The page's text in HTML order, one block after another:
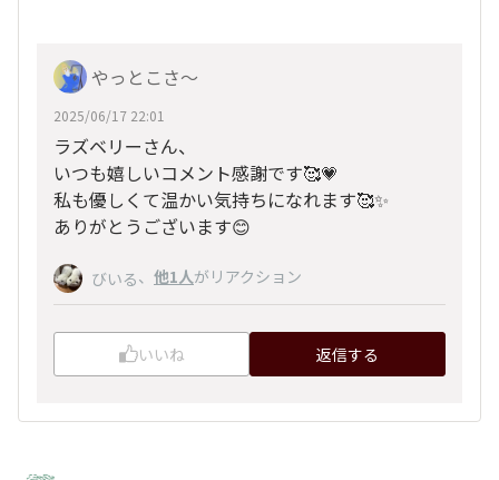
やっとこさ～
2025/06/17 22:01
ラズベリーさん、
いつも嬉しいコメント感謝です🥰💗
私も優しくて温かい気持ちになれます🥰✨
ありがとうございます😊
びいる、 他1人がリアクション
いいね 返信する